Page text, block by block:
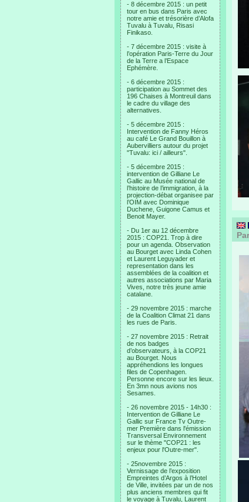
- 8 décembre 2015 : un petit
tour en bus dans Paris avec
notre amie et trésorière d’Alofa
Tuvalu à Tuvalu, Risasi
Finikaso.
- 7 décembre 2015 : visite à
l’opération Paris-Terre du Jour
de la Terre a l’Espace
Ephémère.
- 6 décembre 2015 :
participation au Sommet des
196 Chaises à Montreuil dans
le cadre du village des
alternatives.
- 5 décembre 2015 :
Intervention de Fanny Héros
au café Le Grand Bouillon à
Aubervilliers autour du projet
"Tuvalu: ici / ailleurs".
- 5 décembre 2015 :
intervention de Gilliane Le
Gallic au Musée national de
l’histoire de l’immigration, à la
projection-débat organisee par
l’OIM avec Dominique
Duchene, Guigone Camus et
Benoit Mayer.
- Du 1er au 12 décembre
2015 : COP21. Trop à dire
pour un agenda. Observation
au Bourget avec Linda Cohen
et Laurent Leguyader et
representation dans les
assemblées de la coalition et
autres associations par Maria
Vives, notre très jeune amie
catalane.
- 29 novembre 2015 : marche
de la Coalition Climat 21 dans
les rues de Paris.
- 27 novembre 2015 : Retrait
de nos badges
d’observateurs, à la COP21
au Bourget. Nous
appréhendions les longues
files de Copenhagen.
Personne encore sur les lieux.
En 3mn nous avions nos
Sesames.
- 26 novembre 2015 - 14h30 :
Intervention de Gilliane Le
Gallic sur France Tv Outre-
mer Première dans l'émission
Transversal Environnement
sur le thème "COP21 : les
enjeux pour l'Outre-mer".
- 25novembre 2015 :
Vernissage de l’exposition
Empreintes d’Argos à l’Hotel
de Ville, invitées par un de nos
plus anciens membres qui fit
le voyage à Tuvalu, Laurent